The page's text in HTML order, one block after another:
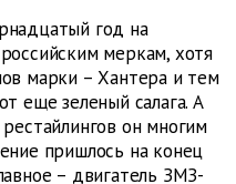
год на
меркам, хотя
марки – Хантера и тем
еще зеленый салага. А
он многим
пришлось на конец
– двигатель ЗМЗ-